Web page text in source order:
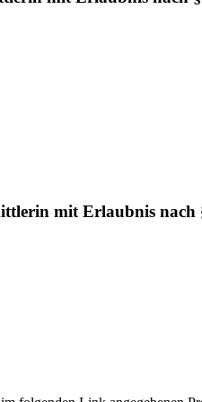
mit Erlaubnis nach